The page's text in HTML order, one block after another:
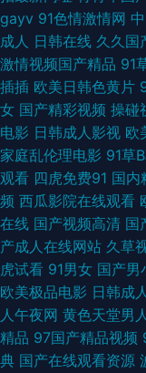
美久久一级久久九九 色
人日本在线视频 久久精
在线观看 大香蕉肏屄 九
清视频在线 91视频观看
影 老司机精品网 日韩调
热天堂91 久热超碰在线
妇喷水在线 日本二三二
蜜桃视频91 超碰99人妻
gayv 91色情激情网
成人 日韩在线 久久国
激情视频国产精品 91
插插 欧美日韩色黄片
女 国产精彩视频 操碰
电影 日韩成人影视 欧
家庭乱伦理电影 91草
观看 四虎免费91 国内
频 西瓜影院在线观看
在线 国产视频高清 国
产成人在线网站 久草
虎试看 91男女 国产男
欧美极品电影 日韩成
人午夜网 黄色天堂男人
精品 97国产精品视频
典 国产在线观看资源